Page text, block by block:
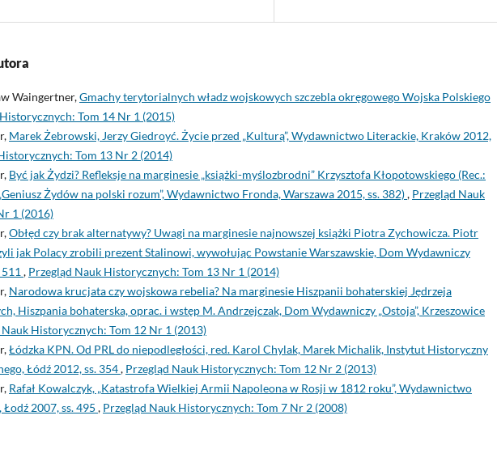
Waingertner,Gmachy terytorialnych władz wojskowych szczebla okręgowego Wojska Polskiego
Tom 14 Nr 1 (2015)
Marek Żebrowski, Jerzy Giedroyć. Życie przed „Kulturą”, Wydawnictwo Literackie, Kraków 2012,
Tom 13 Nr 2 (2014)
Być jak Żydzi? Refleksje na marginesie „książki-myślozbrodni” Krzysztofa Kłopotowskiego (Rec.:
Żydów na polski rozum”, Wydawnictwo Fronda, Warszawa 2015, ss. 382), Przegląd Nauk
1 (2016)
Obłęd czy brak alternatywy? Uwagi na marginesie najnowszej książki Piotra Zychowicza. Piotr
jak Polacy zrobili prezent Stalinowi, wywołując Powstanie Warszawskie, Dom Wydawniczy
511 , Przegląd Nauk Historycznych: Tom 13 Nr 1 (2014)
Narodowa krucjata czy wojskowa rebelia? Na marginesie Hiszpanii bohaterskiej Jędrzeja
Hiszpania bohaterska, oprac. i wstęp M. Andrzejczak, Dom Wydawniczy „Ostoja”, Krzeszowice
Nauk Historycznych: Tom 12 Nr 1 (2013)
Łódzka KPN. Od PRL do niepodległości, red. Karol Chylak, Marek Michalik, Instytut Historyczny
Łódź 2012, ss. 354, Przegląd Nauk Historycznych: Tom 12 Nr 2 (2013)
Rafał Kowalczyk, „Katastrofa Wielkiej Armii Napoleona w Rosji w 1812 roku”, Wydawnictwo
2007, ss. 495 , Przegląd Nauk Historycznych: Tom 7 Nr 2 (2008)